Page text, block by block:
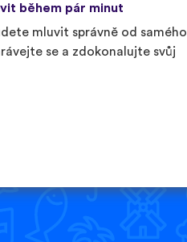
během pár minut
mluvit správně od samého
se a zdokonalujte svůj